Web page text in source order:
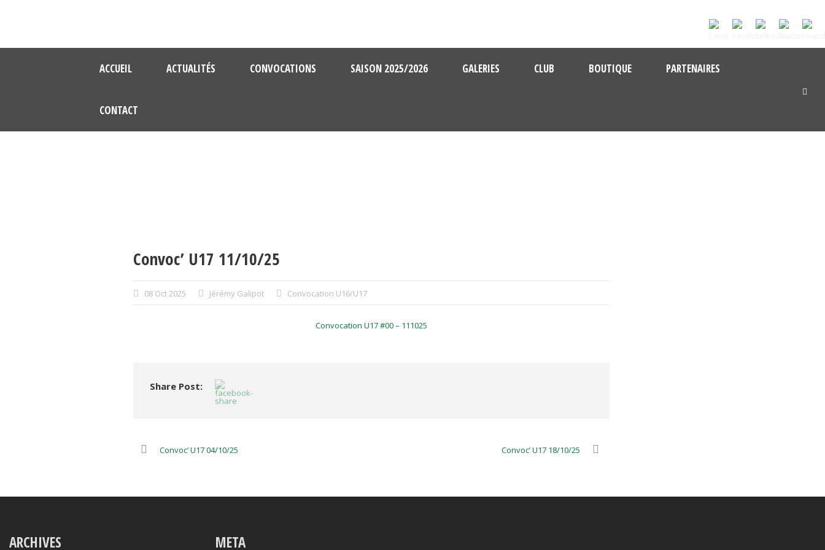
ACCUEIL ACTUALITÉS CONVOCATIONS SAISON 2025/2026 GALERIES CLUB BOUTIQUE PARTENAIRES
CONTACT
Convoc’ U17 11/10/25
08 Oct 2025 Jérémy Galipot Convocation U16/U17
Convocation U17 #00 – 111025
Share Post:
Convoc’ U17 04/10/25 Convoc’ U17 18/10/25
ARCHIVES META